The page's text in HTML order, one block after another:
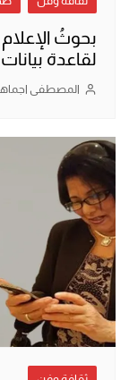
بحوثُ
لقاعدة
المصطفى